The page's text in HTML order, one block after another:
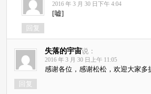
2016 年 3 月 30 日下午 4:04
[嘘]
回复
失落的宇宙说：
2016 年 3 月 30 日上午 11:05
感谢各位，感谢松松，欢迎大家多
回复